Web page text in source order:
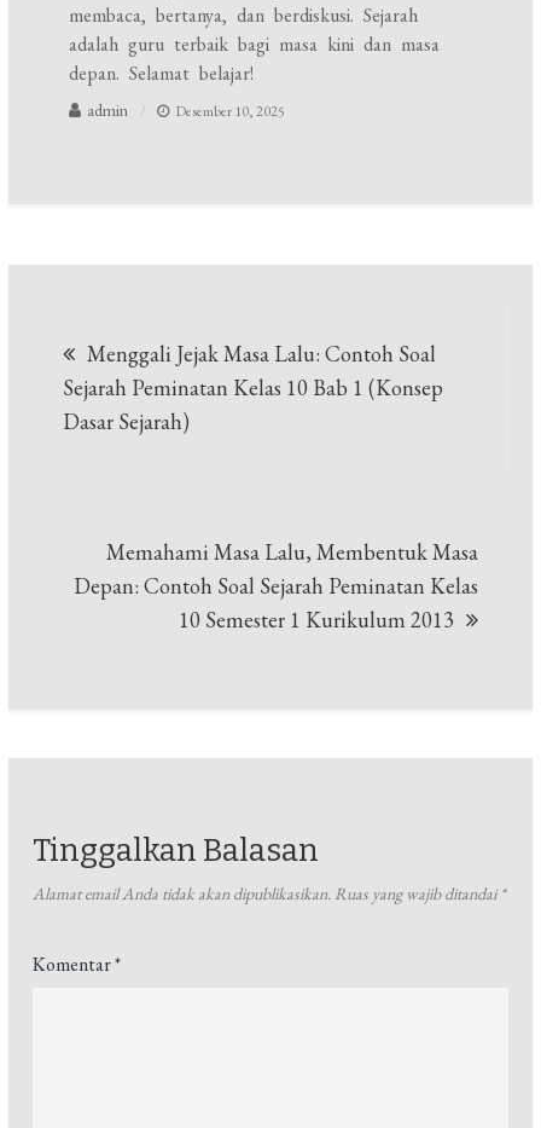
membaca, bertanya, dan berdiskusi. Sejarah
adalah guru terbaik bagi masa kini dan masa
depan. Selamat belajar!
admin Desember 10, 2025
pos
Menggali Jejak Masa Lalu: Contoh Soal
Sejarah Peminatan Kelas 10 Bab 1 (Konsep
Dasar Sejarah)
Memahami Masa Lalu, Membentuk Masa
Depan: Contoh Soal Sejarah Peminatan Kelas
10 Semester 1 Kurikulum 2013
Tinggalkan Balasan
Alamat email Anda tidak akan dipublikasikan. Ruas yang wajib ditandai *
Komentar*